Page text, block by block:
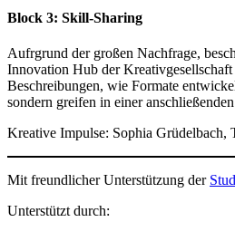
Block 3: Skill-Sharing
Aufrgrund der großen Nachfrage,
Innovation Hub der
Beschreibungen, wie Formate
sondern greifen in einer
Kreative Impulse: Sophia Grüdelbach,
Mit freundlicher Unterstützung der
Unterstützt durch: